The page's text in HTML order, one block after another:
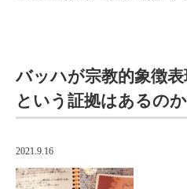
バッハが宗教的象徴
という証拠はあるのか
2021.9.16